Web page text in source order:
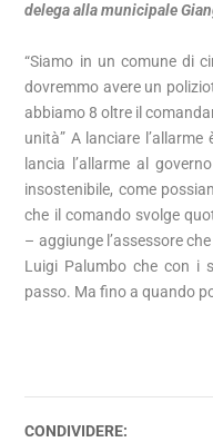
delega alla municipale
“Siamo in un comune di
dovremmo avere un
abbiamo 8 oltre il
unità” A lanciare l’allarme
lancia l’allarme al
insostenibile, come
che il comando svolge
– aggiunge l’assessore
Luigi Palumbo che con i
passo. Ma fino a quando
CONDIVIDERE: